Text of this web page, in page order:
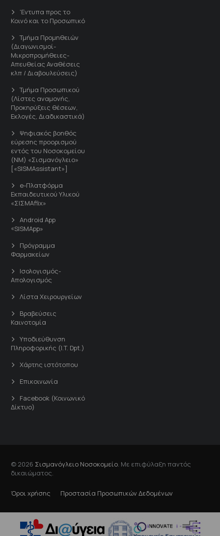
'Εντυπα προς το
Κοινό και το Προσωπικό
Τμήμα Προμηθειών
(Διαγωνισμοί-
Μικροπρομήθειες-
Απευθείας Αναθέσεις
κλπ / Διαβουλεύσεις)
Τμήμα Προσωπικού
(Λίστες αναμονής,
Προκηρύξεις θέσεων,
Εκλογές, Διαδικαστικά)
Ψηφιακός βοηθός
εύρεσης προορισμού
εντός του Νοσοκομείου
(ΝΜ) «Σισμανόγλειο»
[«SISMAssistant»]
e-Πλατφόρμα
Εκπαιδευτικού Υλικού
«ΣΙΣΜΑflix»
Android App
«SISMApp»
Πρόγραμμα
Φαρμακείων
Ισολογισμός-
Απολογισμός
Λίστα Χειρουργείων
Βραβεύσεις
Καινοτομία
Υποδιεύθυνση
Πληροφορικής (I.T. Dpt.)
Χάρτης ιστότοπου
Επικοινωνία
Facebook (Κοινωνικό
Δίκτυο)
© 2026 Σισμανόγλειο Νοσοκομείο . Με επιφύλαξη παντός
δικαιώματος.
Όροι χρήσης Προστασία Προσωπικών Δεδομένων